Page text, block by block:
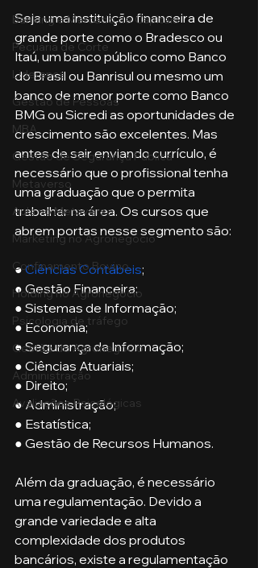
Banking e Mercado de Capitais
Pecuária de Corte
Liderança
Gestão de Pessoas
MBA
Gestão de Segurança Publica
Metaverso
Aula no Metaverso
Marketing no Agronegócio
Confinamento Bovino
Holding no Agronegócio
Psicologia de tráfego
Gestão do Agronegócio
Administração
Avaliações Psicológicas
Seja uma instituição financeira de
grande porte como o Bradesco ou
Itaú, um banco público como Banco
do Brasil ou Banrisul ou mesmo um
banco de menor porte como Banco
BMG ou Sicredi as oportunidades de
crescimento são excelentes. Mas
antes de sair enviando currículo, é
necessário que o profissional tenha
uma graduação que o permita
trabalhar na área. Os cursos que
abrem portas nesse segmento são:
● Ciências Contábeis;
● Gestão Financeira;
● Sistemas de Informação;
● Economia;
● Segurança da Informação;
● Ciências Atuariais;
● Direito;
● Administração;
● Estatística;
● Gestão de Recursos Humanos.
Além da graduação, é necessário
uma regulamentação. Devido a
grande variedade e alta
complexidade dos produtos
bancários, existe a regulamentação